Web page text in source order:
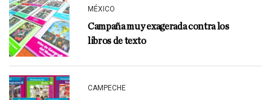
MÉXICO
Campaña muy exagerada contra los
libros de texto
CAMPECHE